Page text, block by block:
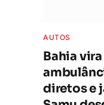
AUTOS
Bahia
diretos e